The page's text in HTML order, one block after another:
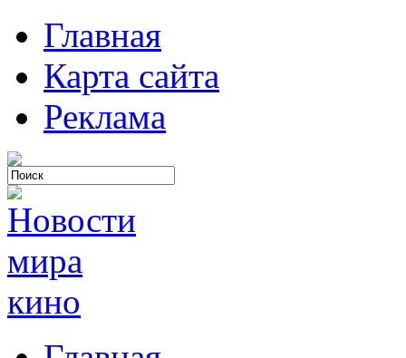
Главная
Карта сайта
Реклама